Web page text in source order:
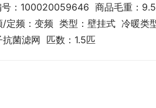
：100020059646  商品毛重：
频：变频  类型：壁挂式  冷暖类
菌滤网  匹数：1.5匹